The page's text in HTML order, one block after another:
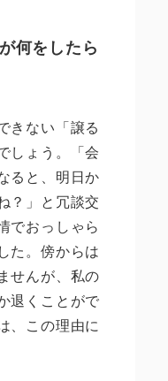
何をしたら
きない「譲る
しょう。「会
ると、明日か
？」と冗談交
でおっしゃら
た。傍からは
せんが、私の
退くことがで
、この理由に